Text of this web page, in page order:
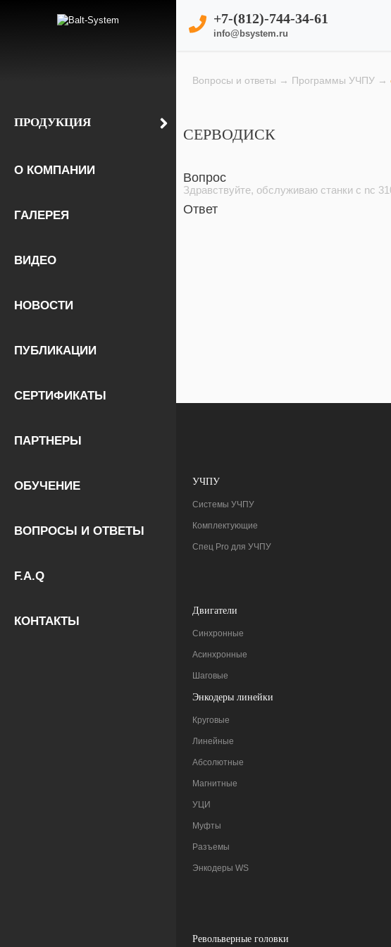
ПРОДУКЦИЯ
О КОМПАНИИ
ГАЛЕРЕЯ
ВИДЕО
НОВОСТИ
ПУБЛИКАЦИИ
СЕРТИФИКАТЫ
ПАРТНЕРЫ
ОБУЧЕНИЕ
ВОПРОСЫ И ОТВЕТЫ
F.A.Q
КОНТАКТЫ
+7-(812)-744-34-61
info@bsystem.ru
Вопросы и ответы → Программы УЧПУ →
СЕРВОДИСК
Вопрос
Здравствуйте, обслуживаю станки с nc
Ответ
УЧПУ
Системы УЧПУ
Комплектующие
Спец Pro для УЧПУ
Двигатели
Синхронные
Асинхронные
Шаговые
Энкодеры линейки
Круговые
Линейные
Абсолютные
Магнитные
УЦИ
Муфты
Разъемы
Энкодеры WS
Pевольверные головки